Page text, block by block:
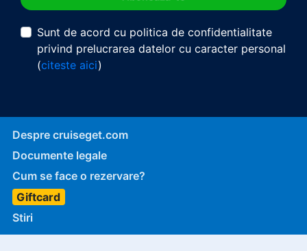
Sunt de acord cu politica de confidentialitate
privind prelucrarea datelor cu caracter personal
(citeste aici)
Despre cruiseget.com
Documente legale
Cum se face o rezervare?
Giftcard
Stiri